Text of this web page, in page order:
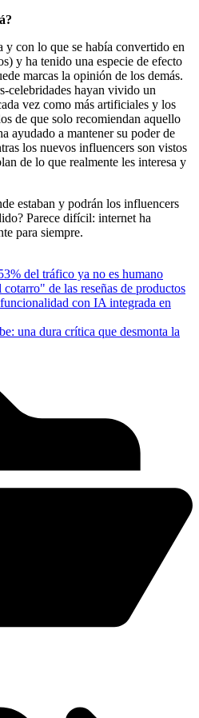
y con lo que se había convertido en
y ha tenido una especie de efecto
marcas la opinión de los demás.
celebridades hayan vivido un
vez como más artificiales y los
de que solo recomiendan aquello
ayudado a mantener su poder de
los nuevos influencers son vistos
de lo que realmente les interesa y
estaban y podrán los influencers
Parece difícil: internet ha
para siempre.
del tráfico ya no es humano
de las reseñas de productos
con IA integrada en
una dura crítica que desmonta la